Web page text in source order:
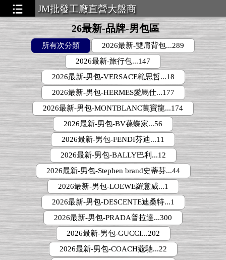
JM批發工廠直營大盤商
▃▃▃▃▃
26最新-品牌-男包區
所有次分類
2026最新-雙肩背包...289
2026最新-旅行包...147
2026最新-男包-VERSACE範思哲...18
2026最新-男包-HERMES愛馬仕...177
2026最新-男包-MONTBLANC萬寶龍...174
2026最新-男包-BV葆蝶家...56
2026最新-男包-FENDI芬迪...11
2026最新-男包-BALLY巴利...12
2026最新-男包-Stephen brand史蒂芬...44
2026最新-男包-LOEWE羅意威...1
2026最新-男包-DESCENTE迪桑特...1
2026最新-男包-PRADA普拉達...300
2026最新-男包-GUCCI...202
2026最新-男包-COACH蔻馳...22